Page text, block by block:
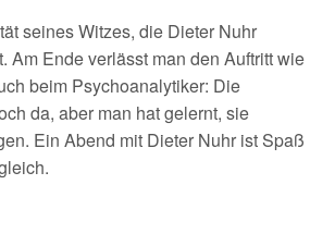
seines Witzes, die Dieter Nuhr
Am Ende verlässt man den Auftritt wie
beim Psychoanalytiker: Die
da, aber man hat gelernt, sie
Ein Abend mit Dieter Nuhr ist Spaß